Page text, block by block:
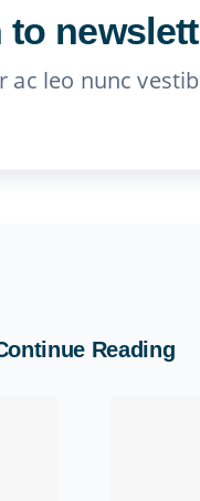
to
ac leo nunc
Reading